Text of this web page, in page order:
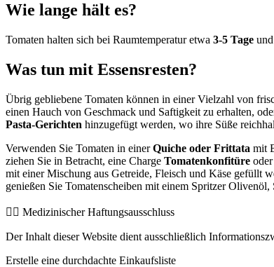
Wie lange hält es?
Tomaten halten sich bei Raumtemperatur etwa 3-5 Tage
Was tun mit Essensresten?
Übrig gebliebene Tomaten können in einer Vielzahl von
einen Hauch von Geschmack und Saftigkeit zu erhalten,
Pasta-Gerichten hinzugefügt werden, wo ihre Süße
Verwenden Sie Tomaten in einerQuiche oder Frittata mit
ziehen Sie in Betracht, eine Charge Tomatenkonfitüre
mit einer Mischung aus Getreide, Fleisch und Käse gefüllt
genießen Sie Tomatenscheiben mit einem Spritzer
👨‍⚕️️ Medizinischer Haftungsausschluss
Der Inhalt dieser Website dient ausschließlich
Erstelle eine durchdachte Einkaufsliste